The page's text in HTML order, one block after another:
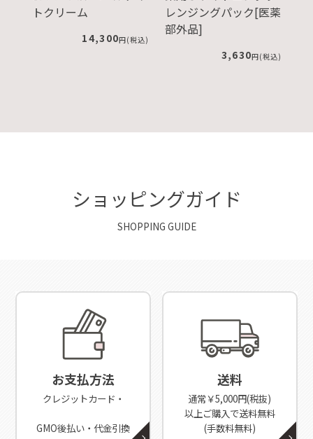
レンジングパック[医薬
ダー ピンクベージ
ュ レフィル+ケース
4,180円(税込)
ショッピングガイド
SHOPPING GUIDE
お支払方法
クレジットカード・
GMO後払い・代金引換
送料
通常￥5,000円(税抜)
以上ご購入で送料無料
(手数料無料)